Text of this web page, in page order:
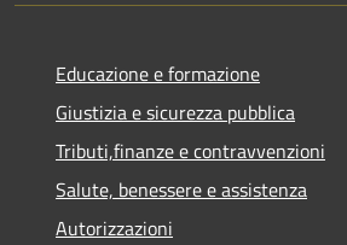
Educazione e formazione
Giustizia e sicurezza pubblica
Tributi,finanze e contravvenzioni
Salute, benessere e assistenza
Autorizzazioni